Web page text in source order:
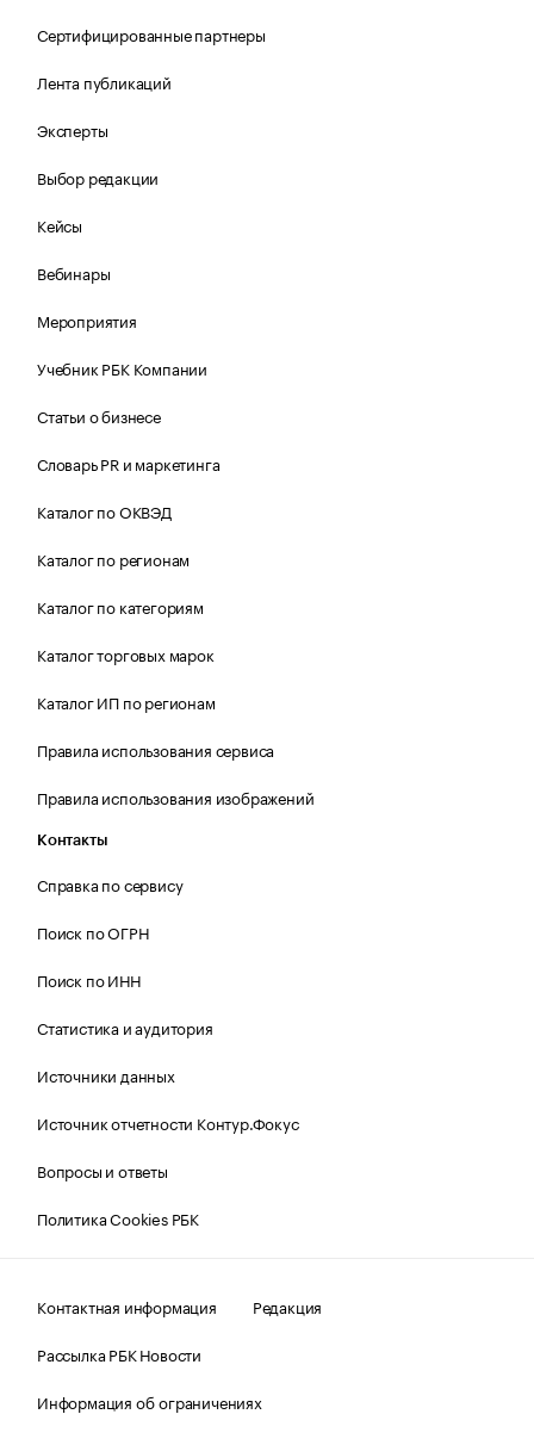
Сертифицированные партнеры
Лента публикаций
Эксперты
Выбор редакции
Кейсы
Вебинары
Мероприятия
Учебник РБК Компании
Статьи о бизнесе
Словарь PR и маркетинга
Каталог по ОКВЭД
Каталог по регионам
Каталог по категориям
Каталог торговых марок
Каталог ИП по регионам
Правила использования сервиса
Правила использования изображений
Контакты
Справка по сервису
Поиск по ОГРН
Поиск по ИНН
Статистика и аудитория
Источники данных
Источник отчетности Контур.Фокус
Вопросы и ответы
Политика Cookies РБК
Контактная информация
Редакция
Рассылка РБК Новости
Информация об ограничениях